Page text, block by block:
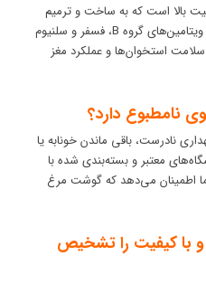
بالا است که به ساخت و ترمیم
عضلات کمک می‌کند. همچنین حاوی ویتامین‌های گروه B، فسفر و سلنیوم
استخوان‌ها و عملکرد مغز
نادرست، باقی ماندن خونابه یا
معتبر و بسته‌بندی شده با
اطمینان می‌دهد که گوشت مرغ
با کیفیت را تشخیص